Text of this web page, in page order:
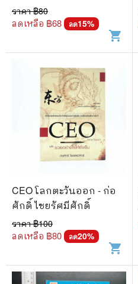
ราคา ฿80
ลดเหลือ ฿68 ลด15%
shopping_cart
CEO โลกตะวันออก - ก่อ
ศักดิ์ ไชยรัศมีศักดิ์
ราคา ฿100
ลดเหลือ ฿80 ลด20%
shopping_cart
📅 สินค้าอื่นๆ